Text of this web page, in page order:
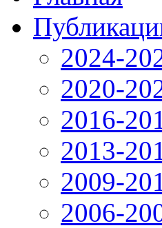
2024-
2020-
2016-
2013-
2009-
2006-